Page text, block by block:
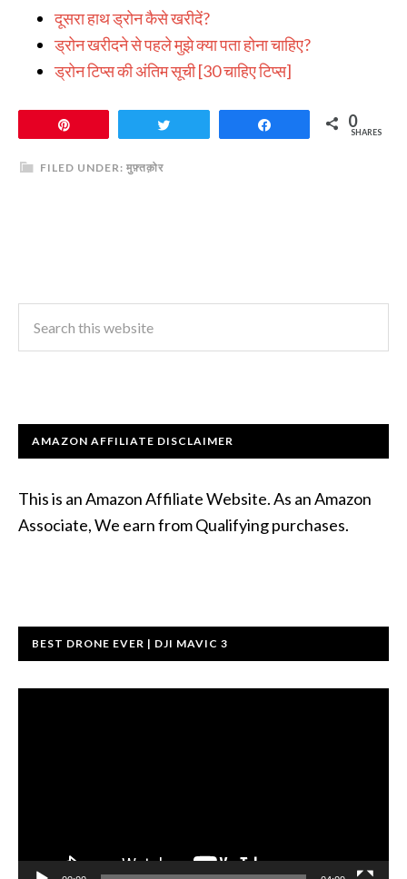
दूसरा हाथ ड्रोन कैसे खरीदें?
ड्रोन खरीदने से पहले मुझे क्या पता होना चाहिए?
ड्रोन टिप्स की अंतिम सूची [30 चाहिए टिप्स]
0
SHARES
FILED UNDER: मुफ़्तक़ोर
AMAZON AFFILIATE DISCLAIMER
This is an Amazon Affiliate Website. As an Amazon
Associate, We earn from Qualifying purchases.
BEST DRONE EVER | DJI MAVIC 3